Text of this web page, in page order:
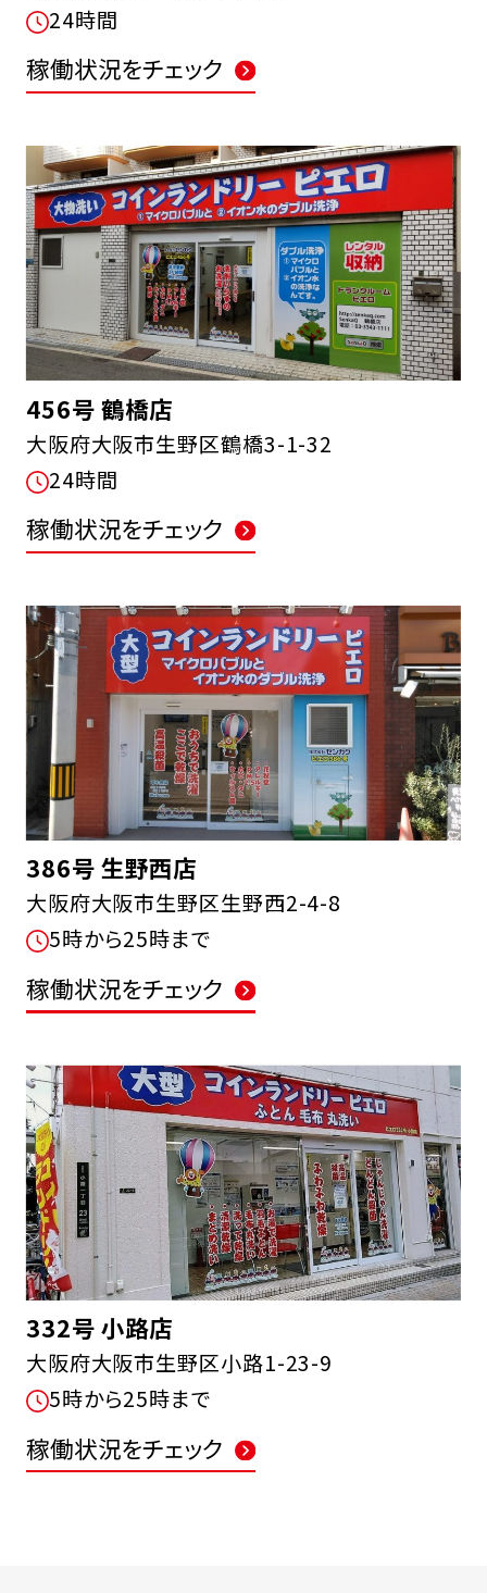
24時間
稼働状況をチェック
456号 鶴橋店
大阪府大阪市生野区鶴橋3-1-32
24時間
稼働状況をチェック
386号 生野西店
大阪府大阪市生野区生野西2-4-8
5時から25時まで
稼働状況をチェック
332号 小路店
大阪府大阪市生野区小路1-23-9
5時から25時まで
稼働状況をチェック